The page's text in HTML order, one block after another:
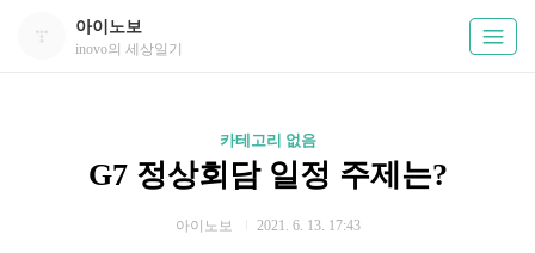
아이노보
inovo의 세상일기
카테고리 없음
G7 정상회담 일정 주제는?
아이노보 2021. 6. 13. 17:43